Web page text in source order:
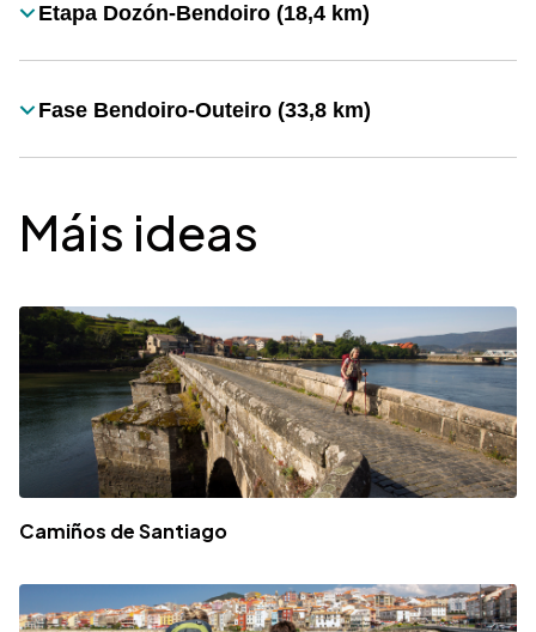
Título
Etapa Dozón-Bendoiro (18,4 km)
Título
Fase Bendoiro-Outeiro (33,8 km)
Máis ideas
Camiños de Santiago